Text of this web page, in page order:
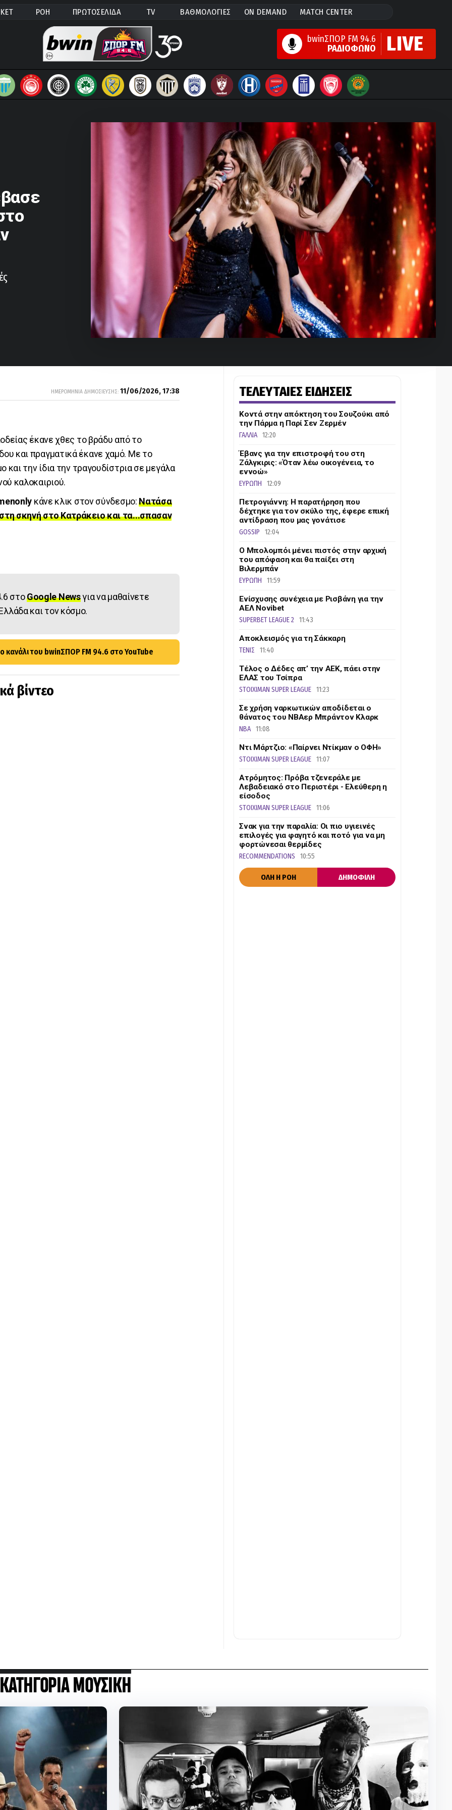
ΡΟΗ ΠΡΩΤΟΣΕΛΙΔΑ TV ΒΑΘΜΟΛΟΓΙΕΣ ON DEMAND MATCH CENTER
bwinΣΠΟΡ FM 94.6
ΡΑΔΙΟΦΩΝΟ
LIVE
ΗΜΕΡΟΜΗΝΙΑ ΔΗΜΟΣΙΕΥΣΗΣ: 11/06/2026, 17:38
έκανε χθες το βράδυ από το
και πραγματικά έκανε χαμό. Με το
και την ίδια την τραγουδίστρια σε μεγάλα
καλοκαιριού.
κάνε κλικ στον σύνδεσμο:Νατάσα
σκηνή στο Κατράκειο και τα...σπασαν
στοGoogle Newsγια να μαθαίνετε
και τον κόσμο.
κανάλι του bwinΣΠΟΡ FM 94.6 στο YouTube
βίντεο
ΤΕΛΕΥΤΑΙΕΣ ΕΙΔΗΣΕΙΣ
Κοντά στην απόκτηση του Σουζούκι από
την Πάρμα η Παρί Σεν Ζερμέν
ΓΑΛΛΙΑ 12:20
Έβανς για την επιστροφή του στη
Ζάλγκιρις: «Όταν λέω οικογένεια, το
εννοώ»
ΕΥΡΩΠΗ 12:09
Πετρογιάννη: Η παρατήρηση που
δέχτηκε για τον σκύλο της, έφερε επική
αντίδραση που μας γονάτισε
GOSSIP 12:04
Ο Μπολομπόι μένει πιστός στην αρχική
του απόφαση και θα παίξει στη
Βιλερμπάν
ΕΥΡΩΠΗ 11:59
Ενίσχυσης συνέχεια με Ρισβάνη για την
ΑΕΛ Novibet
SUPERBET LEAGUE 2 11:43
Αποκλεισμός για τη Σάκκαρη
ΤΕΝΙΣ 11:40
Τέλος ο Δέδες απ’ την ΑΕΚ, πάει στην
ΕΛΑΣ του Τσίπρα
STOIXIMAN SUPER LEAGUE 11:23
Σε χρήση ναρκωτικών αποδίδεται ο
θάνατος του ΝΒΑερ Μπράντον Κλαρκ
NBA 11:08
Ντι Μάρτζιο: «Παίρνει Ντίκμαν ο ΟΦΗ»
STOIXIMAN SUPER LEAGUE 11:07
Ατρόμητος: Πρόβα τζενεράλε με
Λεβαδειακό στο Περιστέρι - Ελεύθερη η
είσοδος
STOIXIMAN SUPER LEAGUE 11:06
Σνακ για την παραλία: Οι πιο υγιεινές
επιλογές για φαγητό και ποτό για να μη
φορτώνεσαι θερμίδες
RECOMMENDATIONS 10:55
ΟΛΗ Η ΡΟΗ ΔΗΜΟΦΙΛΗ
ΜΟΥΣΙΚΗ